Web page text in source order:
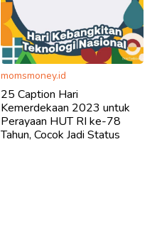
momsmoney.id
25 Caption Hari
Kemerdekaan 2023 untuk
Perayaan HUT RI ke-78
Tahun, Cocok Jadi Status